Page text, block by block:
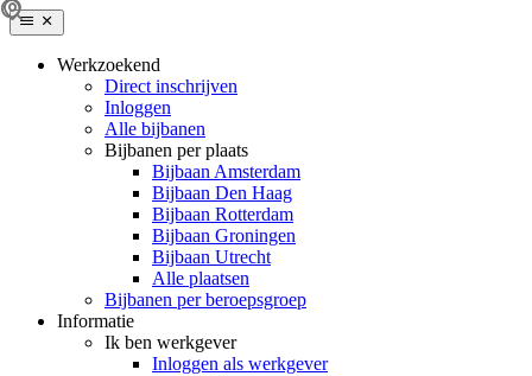
Werkzoekend
Direct inschrijven
Inloggen
Alle bijbanen
Bijbanen per plaats
Bijbaan Amsterdam
Bijbaan Den Haag
Bijbaan Rotterdam
Bijbaan Groningen
Bijbaan Utrecht
Alle plaatsen
Bijbanen per beroepsgroep
Informatie
Ik ben werkgever
Inloggen als werkgever